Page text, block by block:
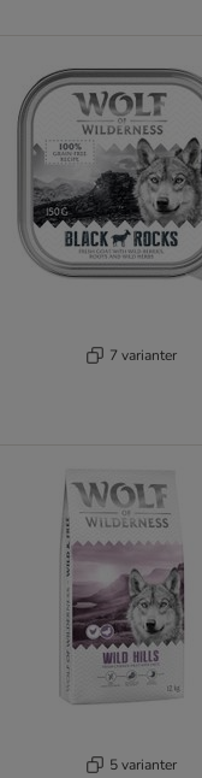
7 varianter
5 varianter